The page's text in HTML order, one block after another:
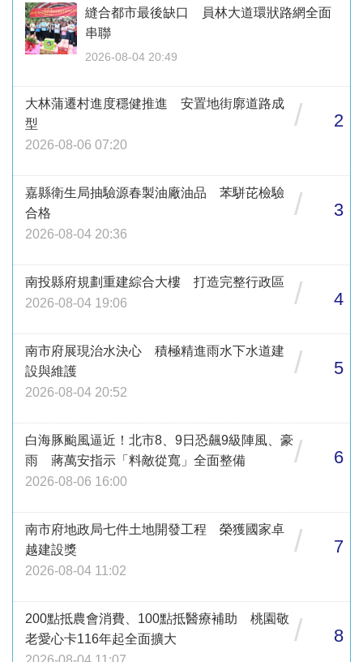
縫合都市最後缺口 員林大道環狀路網全面
串聯
2026-08-04 20:49
大林蒲遷村進度穩健推進 安置地街廓道路成
型
2026-08-06 07:20
/ 2
嘉縣衛生局抽驗源春製油廠油品 苯駢芘檢驗
合格
2026-08-04 20:36
/ 3
南投縣府規劃重建綜合大樓 打造完整行政區
2026-08-04 19:06
/ 4
南市府展現治水決心 積極精進雨水下水道建
設與維護
2026-08-04 20:52
/ 5
白海豚颱風逼近！北市8、9日恐飆9級陣風、豪
雨 蔣萬安指示「料敵從寬」全面整備
2026-08-06 16:00
/ 6
南市府地政局七件土地開發工程 榮獲國家卓
越建設獎
2026-08-04 11:02
/ 7
200點抵農會消費、100點抵醫療補助 桃園敬
老愛心卡116年起全面擴大
/ 8